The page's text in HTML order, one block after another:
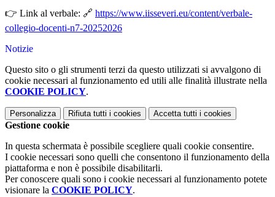
👉 Link al verbale: 🔗 https://www.iisseveri.eu/content/verbale-
collegio-docenti-n7-20252026
Notizie
Questo sito o gli strumenti terzi da questo utilizzati si avvalgono di
cookie necessari al funzionamento ed utili alle finalità illustrate nella
COOKIE POLICY.
Personalizza Rifiuta tutti i cookies Accetta tutti i cookies
Gestione cookie
In questa schermata è possibile scegliere quali cookie consentire.
I cookie necessari sono quelli che consentono il funzionamento della
piattaforma e non è possibile disabilitarli.
Per conoscere quali sono i cookie necessari al funzionamento potete
visionare la COOKIE POLICY.